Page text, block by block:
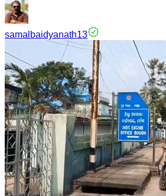
samalbaidyanath13